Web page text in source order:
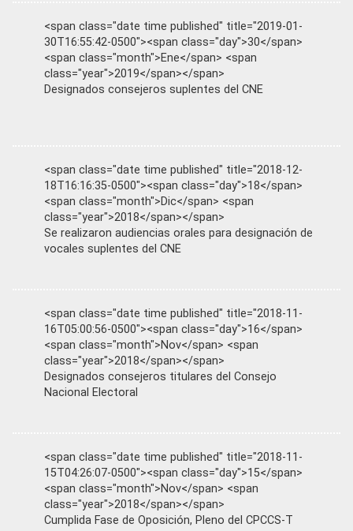
<span class="date time published" title="2019-01-
30T16:55:42-0500"><span class="day">30</span>
<span class="month">Ene</span> <span
class="year">2019</span></span>
Designados consejeros suplentes del CNE
<span class="date time published" title="2018-12-
18T16:16:35-0500"><span class="day">18</span>
<span class="month">Dic</span> <span
class="year">2018</span></span>
Se realizaron audiencias orales para designación de
vocales suplentes del CNE
<span class="date time published" title="2018-11-
16T05:00:56-0500"><span class="day">16</span>
<span class="month">Nov</span> <span
class="year">2018</span></span>
Designados consejeros titulares del Consejo
Nacional Electoral
<span class="date time published" title="2018-11-
15T04:26:07-0500"><span class="day">15</span>
<span class="month">Nov</span> <span
class="year">2018</span></span>
Cumplida Fase de Oposición, Pleno del CPCCS-T